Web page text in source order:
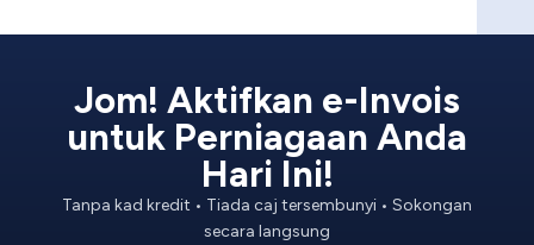
Jom! Aktifkan e-Invois
untuk Perniagaan Anda
Hari Ini!
Tanpa kad kredit • Tiada caj tersembunyi • Sokongan
secara langsung